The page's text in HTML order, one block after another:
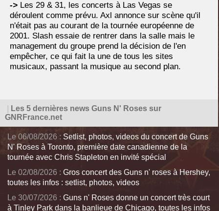
-> Les 29 & 31, les concerts à Las Vegas se
déroulent comme prévu. Axl annonce sur scène qu'il
n'était pas au courant de la tournée européenne de
2001. Slash essaie de rentrer dans la salle mais le
management du groupe prend la décision de l'en
empêcher, ce qui fait la une de tous les sites
musicaux, passant la musique au second plan.
Les 5 dernières news Guns N' Roses sur
GNRFrance.net
Le 06/08/2026 : Setlist, photos, videos du concert de Guns
N' Roses à Toronto, première date canadienne de la
tournée avec Chris Stapleton en invité spécial
Le 02/08/2026 : Gros concert des Guns n' roses à Hershey,
toutes les infos : setlist, photos, videos
Le 30/07/2026 : Guns n' Roses donne un concert très court
à Tinley Park dans la banlieue de Chicago, toutes les infos